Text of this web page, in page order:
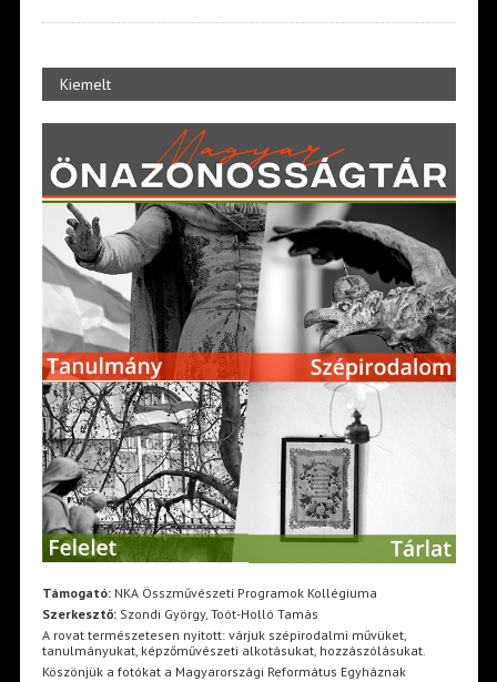
Kiemelt
Támogató:NKA Összművészeti Programok Kollégiuma
Szerkesztő:Szondi György, Toót-Holló Tamás
A rovat természetesen nyitott: várjuk szépirodalmi művüket,
tanulmányukat, képzőművészeti alkotásukat, hozzászólásukat.
Köszönjük a fotókat a Magyarországi Református Egyháznak